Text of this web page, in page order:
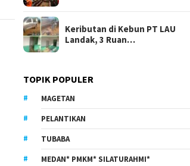
Keributan di Kebun PT LAU
Landak, 3 Ruan…
TOPIK POPULER
MAGETAN
PELANTIKAN
TUBABA
MEDAN* PMKM* SILATURAHMI*